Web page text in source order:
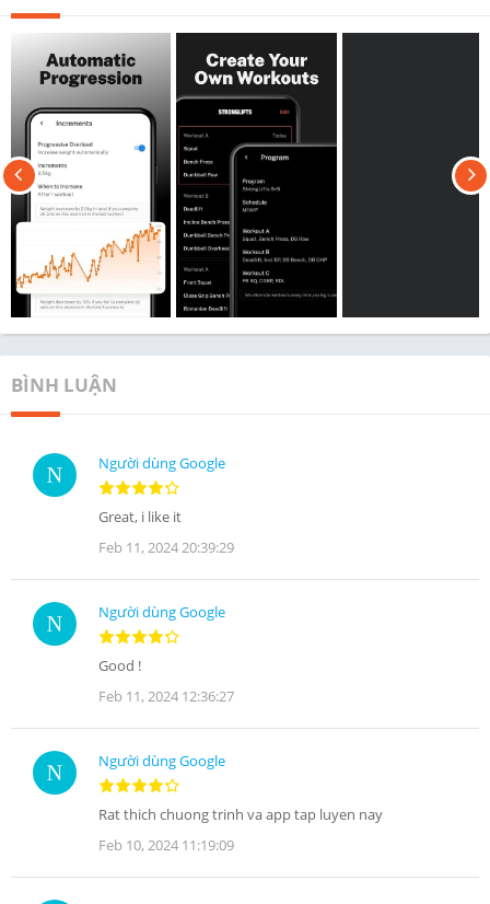
BÌNH LUẬN
Người dùng Google
Great, i like it
Feb 11, 2024 20:39:29
Người dùng Google
Good !
Feb 11, 2024 12:36:27
Người dùng Google
Rat thich chuong trinh va app tap luyen nay
Feb 10, 2024 11:19:09